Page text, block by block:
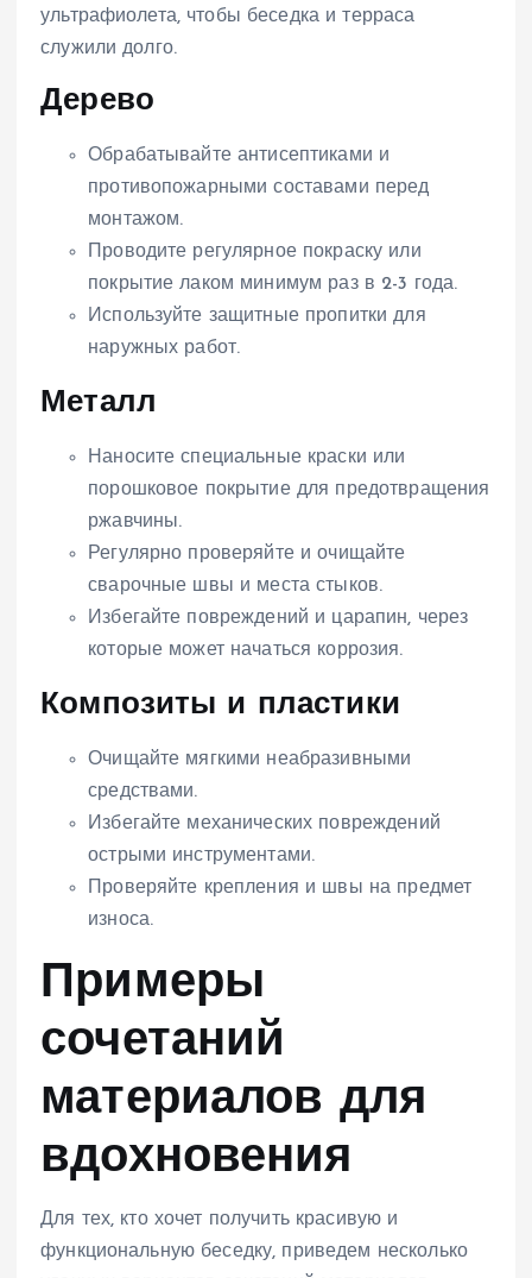
ультрафиолета, чтобы беседка и терраса
служили долго.
Дерево
Обрабатывайте антисептиками и
противопожарными составами перед
монтажом.
Проводите регулярное покраску или
покрытие лаком минимум раз в 2-3 года.
Используйте защитные пропитки для
наружных работ.
Металл
Наносите специальные краски или
порошковое покрытие для предотвращения
ржавчины.
Регулярно проверяйте и очищайте
сварочные швы и места стыков.
Избегайте повреждений и царапин, через
которые может начаться коррозия.
Композиты и пластики
Очищайте мягкими неабразивными
средствами.
Избегайте механических повреждений
острыми инструментами.
Проверяйте крепления и швы на предмет
износа.
Примеры
сочетаний
материалов для
вдохновения
Для тех, кто хочет получить красивую и
функциональную беседку, приведем несколько